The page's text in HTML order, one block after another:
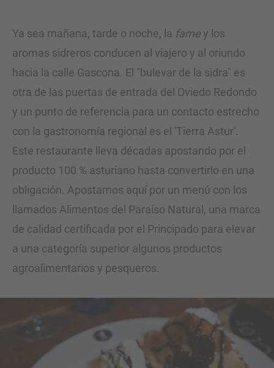
Ya sea mañana, tarde o noche, la famey los
aromas sidreros conducen al viajero y al oriundo
hacia la calle Gascona. El "bulevar de la sidra" es
otra de las puertas de entrada del Oviedo Redondo
y un punto de referencia para un contacto estrecho
con la gastronomía regional es el 'Tierra Astur'.
Este restaurante lleva décadas apostando por el
producto 100 % asturiano hasta convertirlo en una
obligación. Apostamos aquí por un menú con los
llamados Alimentos del Paraíso Natural, una marca
de calidad certificada por el Principado para elevar
a una categoría superior algunos productos
agroalimentarios y pesqueros.